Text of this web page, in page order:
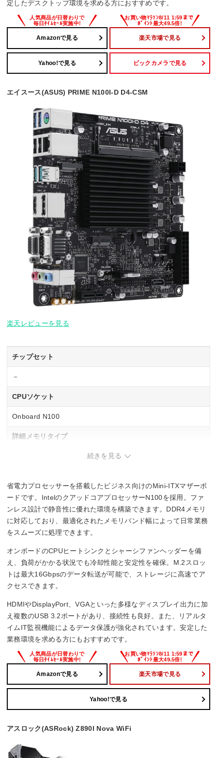
定したデスクトップ環境を求める方におすすめです。
Amazonで見る 楽天市場で見る
Yahoo!で見る ビックカメラで見る
エイスース(ASUS) PRIME N100I-D D4-CSM
楽天レビューを見る
チップセット
－
CPUソケット
Onboard N100
詳細メモリタイプ
1
続きを見る
省電力プロセッサーを搭載したビジネス向けのMini-ITXマザーボ
ードです。IntelのクアッドコアプロセッサーN100を採用。ファ
ンレス設計で静音性に優れた環境を構築できます。DDR4メモリ
に対応しており、最適化されたメモリバンド幅によって日常業務
をスムーズに処理できます。
オンボードのCPUヒートシンクとシャーシファンヘッダーを備
え、負荷がかかる状況でも冷却性能と安定性を確保。M.2スロッ
トは最大16Gbpsのデータ転送が可能で、ストレージに高速でア
クセスできます。
HDMIやDisplayPort、VGAといった多様なディスプレイ出力に加
え複数のUSB 3.2ポートがあり、接続性も良好。また、リアルタ
イムIT監視機能によるデータ保護が強化されています。安定した
業務環境を求める方にもおすすめです。
Amazonで見る 楽天市場で見る
Yahoo!で見る
アスロック(ASRock) Z890I Nova WiFi